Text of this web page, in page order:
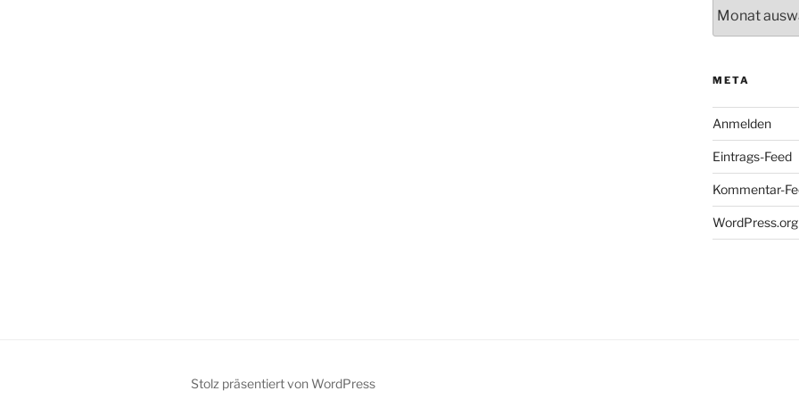
META
Anmelden
Eintrags-Feed
Kommentar-
WordPress.org
Stolz präsentiert von WordPress